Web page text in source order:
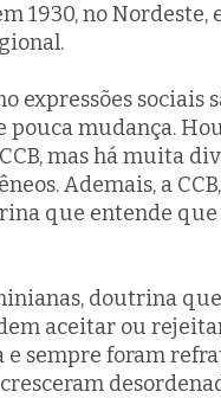
1930, no
expressões sociais
pouca mudança.
mas há muita
Ademais, a
que entende
doutrina
aceitar ou
e sempre foram